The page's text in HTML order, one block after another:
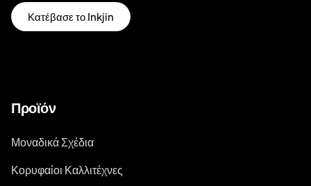
Κατέβασε το Inkjin
Προϊόν
Μοναδικά Σχέδια
Κορυφαίοι Καλλιτέχνες